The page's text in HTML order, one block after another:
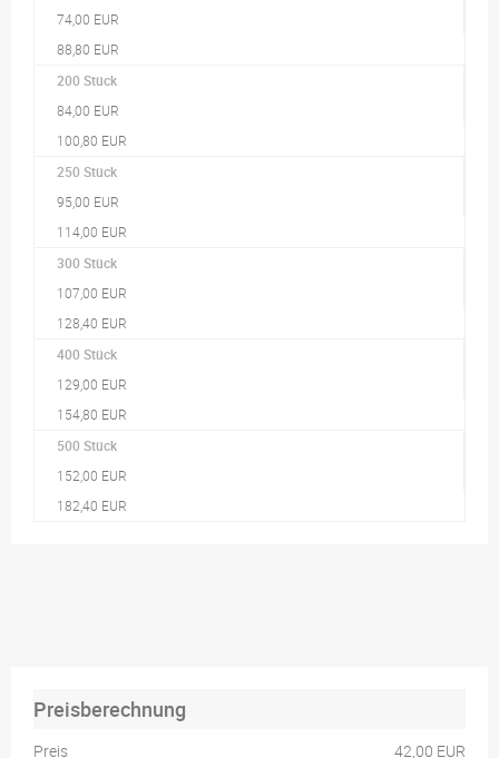
74,00 EUR
88,80 EUR
200 Stück
84,00 EUR
100,80 EUR
250 Stück
95,00 EUR
114,00 EUR
300 Stück
107,00 EUR
128,40 EUR
400 Stück
129,00 EUR
154,80 EUR
500 Stück
152,00 EUR
182,40 EUR
Preisberechnung
Preis
42,00 EUR